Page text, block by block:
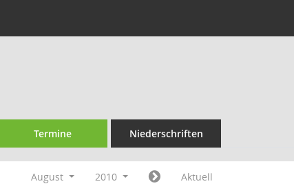
Termine Niederschriften
August 2010 Aktuell